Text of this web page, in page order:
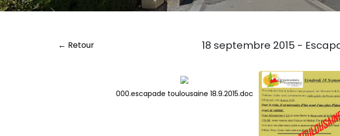
← Retour 18 septembre 2015 -
000.escapade toulousaine 18.9.2015.doc